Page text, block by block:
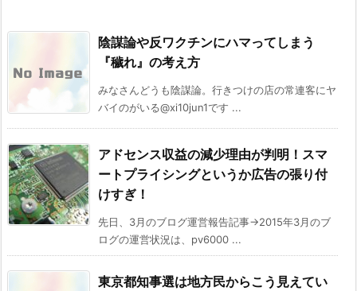
陰謀論や反ワクチンにハマってしまう
『穢れ』の考え方
みなさんどうも陰謀論。行きつけの店の常連客にヤ
バイのがいる@xi10jun1です ...
アドセンス収益の減少理由が判明！スマ
ートプライシングというか広告の張り付
けすぎ！
先日、3月のブログ運営報告記事→2015年3月のブ
ログの運営状況は、pv6000 ...
東京都知事選は地方民からこう見えてい